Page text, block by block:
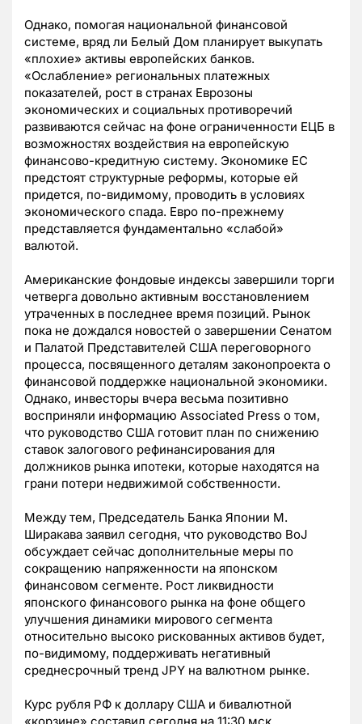
Однако, помогая национальной финансовой
системе, вряд ли Белый Дом планирует выкупать
«плохие» активы европейских банков.
«Ослабление» региональных платежных
показателей, рост в странах Еврозоны
экономических и социальных противоречий
развиваются сейчас на фоне ограниченности ЕЦБ в
возможностях воздействия на европейскую
финансово-кредитную систему. Экономике ЕС
предстоят структурные реформы, которые ей
придется, по-видимому, проводить в условиях
экономического спада. Евро по-прежнему
представляется фундаментально «слабой»
валютой.
Американские фондовые индексы завершили торги
четверга довольно активным восстановлением
утраченных в последнее время позиций. Рынок
пока не дождался новостей о завершении Сенатом
и Палатой Представителей США переговорного
процесса, посвященного деталям законопроекта о
финансовой поддержке национальной экономики.
Однако, инвесторы вчера весьма позитивно
восприняли информацию Associated Press о том,
что руководство США готовит план по снижению
ставок залогового рефинансирования для
должников рынка ипотеки, которые находятся на
грани потери недвижимой собственности.
Между тем, Председатель Банка Японии М.
Ширакава заявил сегодня, что руководство BoJ
обсуждает сейчас дополнительные меры по
сокращению напряженности на японском
финансовом сегменте. Рост ликвидности
японского финансового рынка на фоне общего
улучшения динамики мирового сегмента
относительно высоко рискованных активов будет,
по-видимому, поддерживать негативный
среднесрочный тренд JPY на валютном рынке.
Курс рубля РФ к доллару США и бивалютной